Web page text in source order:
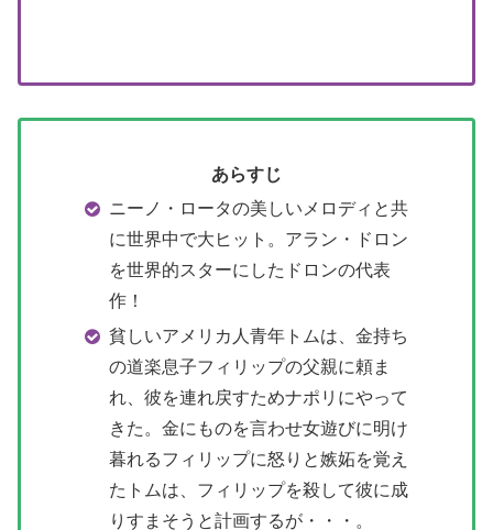
あらすじ
ニーノ・ロータの美しいメロディと共
に世界中で大ヒット。アラン・ドロン
を世界的スターにしたドロンの代表
作！
貧しいアメリカ人青年トムは、金持ち
の道楽息子フィリップの父親に頼ま
れ、彼を連れ戻すためナポリにやって
きた。金にものを言わせ女遊びに明け
暮れるフィリップに怒りと嫉妬を覚え
たトムは、フィリップを殺して彼に成
りすまそうと計画するが・・・。